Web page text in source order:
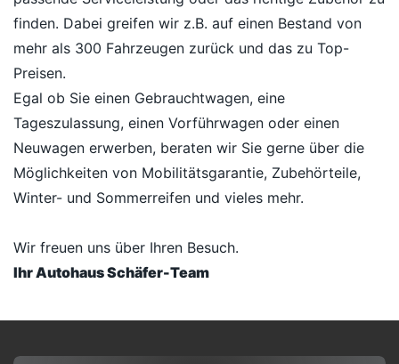
finden. Dabei greifen wir z.B. auf einen Bestand von
mehr als 300 Fahrzeugen zurück und das zu Top-
Preisen.
Egal ob Sie einen Gebrauchtwagen, eine
Tageszulassung, einen Vorführwagen oder einen
Neuwagen erwerben, beraten wir Sie gerne über die
Möglichkeiten von Mobilitätsgarantie, Zubehörteile,
Winter- und Sommerreifen und vieles mehr.
Wir freuen uns über Ihren Besuch.
Ihr Autohaus Schäfer-Team